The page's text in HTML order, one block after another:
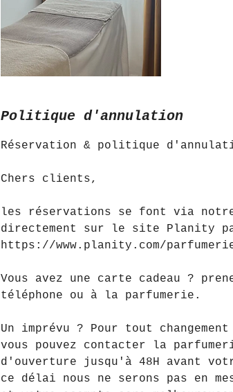
Politique d'annulation
Réservation & politique
Chers clients,
les réservations se font via
directement sur le site Planity
https://www.planity.com/
Vous avez une carte cadeau ?
téléphone ou à la parfumerie.
Un imprévu ? Pour tout
vous pouvez contacter la
d'ouverture jusqu'à 48H avant
ce délai nous ne serons pas en